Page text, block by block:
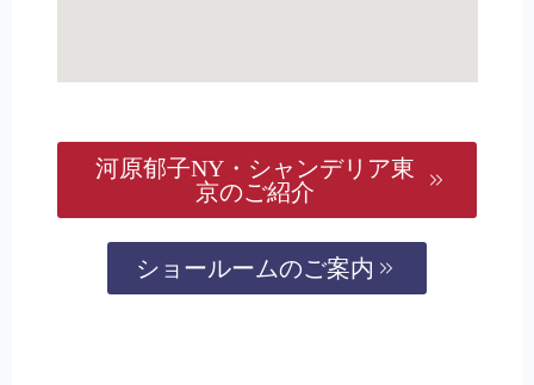
河原郁子NY・シャンデリア東
京のご紹介
ショールームのご案内